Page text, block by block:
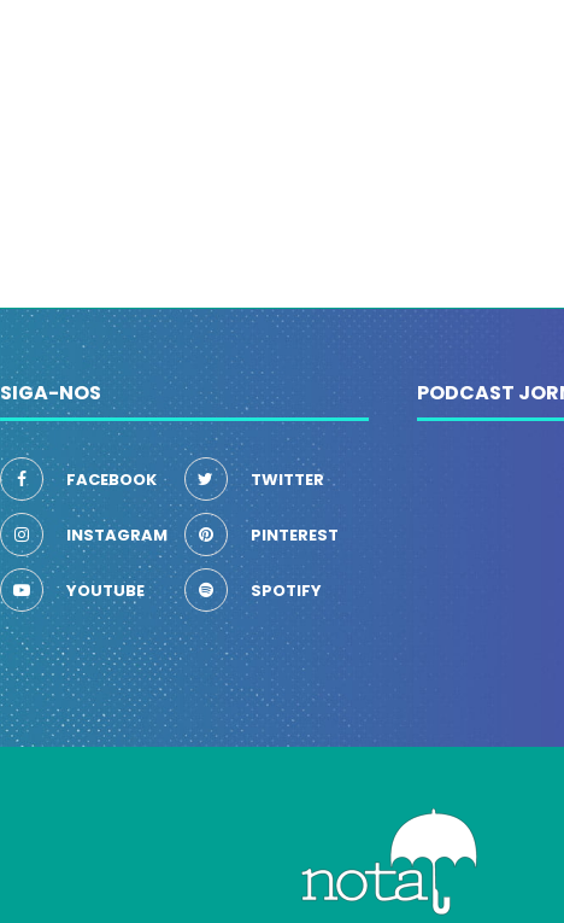
SIGA-NOS
FACEBOOK TWITTER
INSTAGRAM PINTEREST
YOUTUBE SPOTIFY
PODCAST